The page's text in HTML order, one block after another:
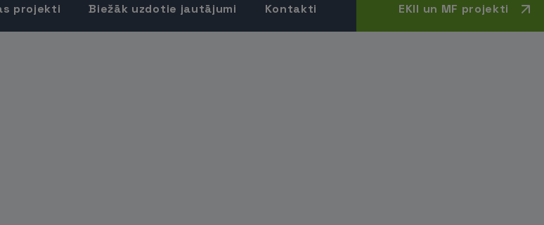
projekti Biežāk uzdotie jautājumi Kontakti EKII un MF projekti